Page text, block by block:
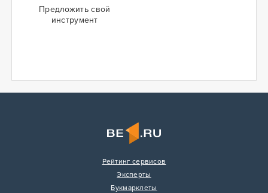
Предложить свой
инструмент
Рейтинг сервисов
Эксперты
Букмарклеты